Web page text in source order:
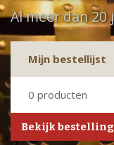
Al meer dan 20
Mijn bestellijst
0 producten
Bekijk bestelling